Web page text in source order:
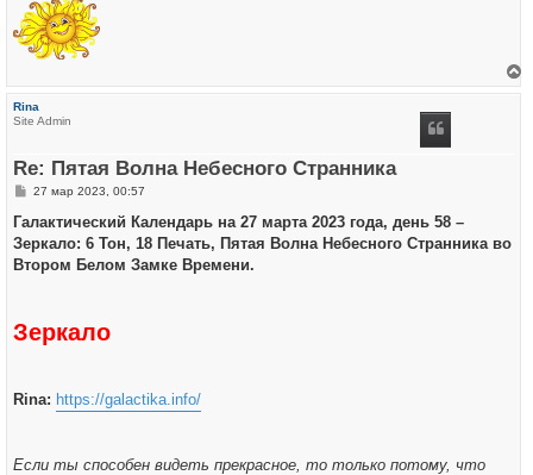
Rina
Site Admin
Re: Пятая Волна Небесного Странника
С
о
щ
е
27 мар 2023, 00:57
Галактический Календарь на 27 марта 2023 года, день 58 –
Зеркало: 6 Тон, 18 Печать, Пятая Волна Небесного Странника во
Втором Белом Замке Времени.
Зеркало
Rina: https://galactika.info/
Если ты способен видеть прекрасное, то только потому, что